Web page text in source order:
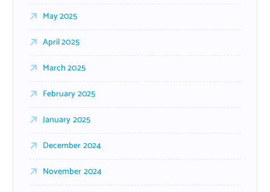
May 2025
April 2025
March 2025
February 2025
January 2025
December 2024
November 2024